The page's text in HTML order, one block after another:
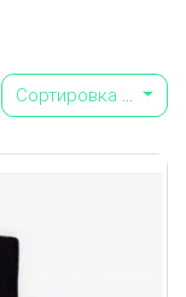
Сортировка ...